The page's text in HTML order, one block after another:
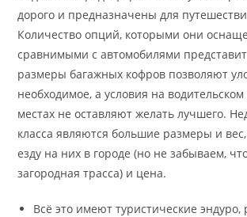
дорого и предназначены для
Количество опций, которыми они
сравнимыми с автомобилями
размеры багажных кофров позволяют
необходимое, а условия на
местах не оставляют желать лучшего.
класса являются большие размеры и
езду на них в городе (но не забываем,
загородная трасса) и цена.
Всё это имеют туристические эндуро,